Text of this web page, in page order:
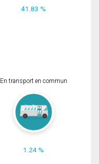
41.83 %
En transport en commun
1.24 %